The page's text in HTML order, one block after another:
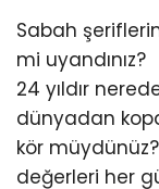
Sabah
mi uyandınız?
24 yıldır
dünyadan
kör
değerleri her